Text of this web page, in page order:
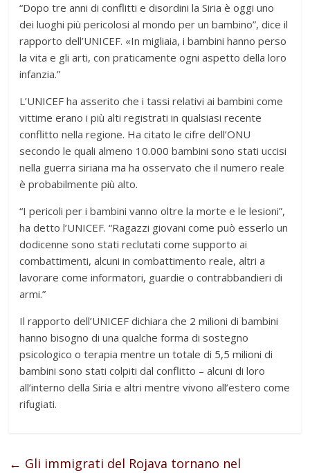
“Dopo tre anni di conflitti e disordini la Siria è oggi uno
dei luoghi più pericolosi al mondo per un bambino”, dice il
rapporto dell’UNICEF. «In migliaia, i bambini hanno perso
la vita e gli arti, con praticamente ogni aspetto della loro
infanzia.”
L’UNICEF ha asserito che i tassi relativi ai bambini come
vittime erano i più alti registrati in qualsiasi recente
conflitto nella regione. Ha citato le cifre dell’ONU
secondo le quali almeno 10.000 bambini sono stati uccisi
nella guerra siriana ma ha osservato che il numero reale
è probabilmente più alto.
“I pericoli per i bambini vanno oltre la morte e le lesioni”,
ha detto l’UNICEF. “Ragazzi giovani come può esserlo un
dodicenne sono stati reclutati come supporto ai
combattimenti, alcuni in combattimento reale, altri a
lavorare come informatori, guardie o contrabbandieri di
armi.”
Il rapporto dell’UNICEF dichiara che 2 milioni di bambini
hanno bisogno di una qualche forma di sostegno
psicologico o terapia mentre un totale di 5,5 milioni di
bambini sono stati colpiti dal conflitto – alcuni di loro
all’interno della Siria e altri mentre vivono all’estero come
rifugiati.
← Gli immigrati del Rojava tornano nel